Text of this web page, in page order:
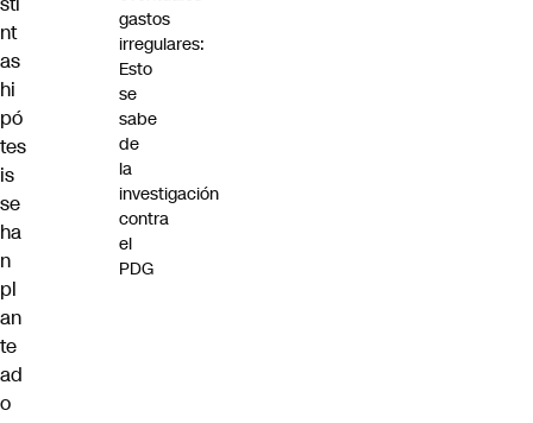
nt
as
hi
pó
tes
is
se
ha
n
pl
an
te
ad
o
gastos
irregulares:
Esto
se
sabe
de
la
investigación
contra
el
PDG